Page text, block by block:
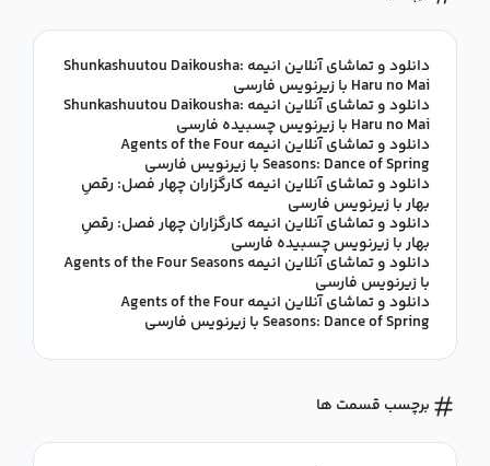
دانلود و تماشای آنلاین انیمه Shunkashuutou Daikousha:
Haru no Mai با زیرنویس فارسی
دانلود و تماشای آنلاین انیمه Shunkashuutou Daikousha:
Haru no Mai با زیرنویس چسبیده فارسی
دانلود و تماشای آنلاین انیمه Agents of the Four
Seasons: Dance of Spring با زیرنویس فارسی
دانلود و تماشای آنلاین انیمه کارگزاران چهار فصل: رقصِ
بهار با زیرنویس فارسی
دانلود و تماشای آنلاین انیمه کارگزاران چهار فصل: رقصِ
بهار با زیرنویس چسبیده فارسی
دانلود و تماشای آنلاین انیمه Agents of the Four Seasons
با زیرنویس فارسی
دانلود و تماشای آنلاین انیمه Agents of the Four
Seasons: Dance of Spring با زیرنویس فارسی
برچسب قسمت ها